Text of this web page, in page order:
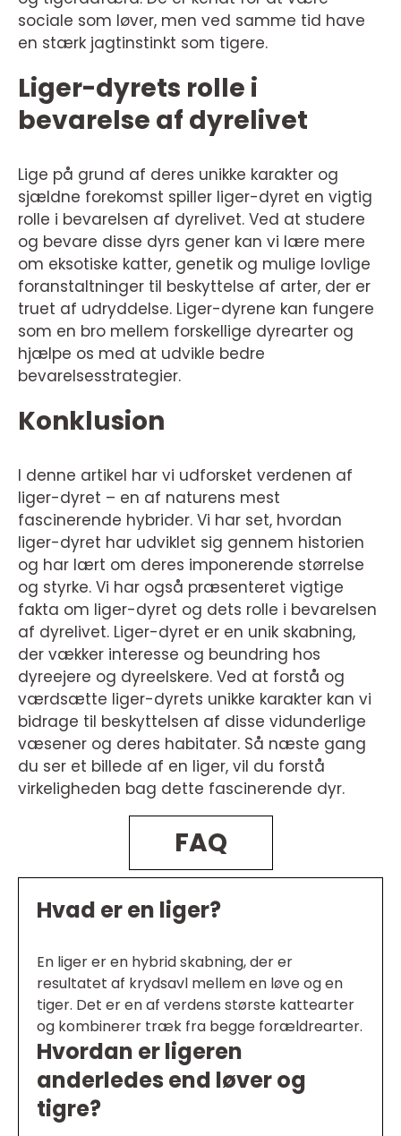
sociale som løver, men ved samme tid have
en stærk jagtinstinkt som tigere.
Liger-dyrets rolle i
bevarelse af dyrelivet
Lige på grund af deres unikke karakter og
sjældne forekomst spiller liger-dyret en vigtig
rolle i bevarelsen af dyrelivet. Ved at studere
og bevare disse dyrs gener kan vi lære mere
om eksotiske katter, genetik og mulige lovlige
foranstaltninger til beskyttelse af arter, der er
truet af udryddelse. Liger-dyrene kan fungere
som en bro mellem forskellige dyrearter og
hjælpe os med at udvikle bedre
bevarelsesstrategier.
Konklusion
I denne artikel har vi udforsket verdenen af
liger-dyret – en af naturens mest
fascinerende hybrider. Vi har set, hvordan
liger-dyret har udviklet sig gennem historien
og har lært om deres imponerende størrelse
og styrke. Vi har også præsenteret vigtige
fakta om liger-dyret og dets rolle i bevarelsen
af dyrelivet. Liger-dyret er en unik skabning,
der vækker interesse og beundring hos
dyreejere og dyreelskere. Ved at forstå og
værdsætte liger-dyrets unikke karakter kan vi
bidrage til beskyttelsen af disse vidunderlige
væsener og deres habitater. Så næste gang
du ser et billede af en liger, vil du forstå
virkeligheden bag dette fascinerende dyr.
FAQ
Hvad er en liger?
En liger er en hybrid skabning, der er
resultatet af krydsavl mellem en løve og en
tiger. Det er en af verdens største kattearter
og kombinerer træk fra begge forældrearter.
Hvordan er ligeren
anderledes end løver og
tigre?